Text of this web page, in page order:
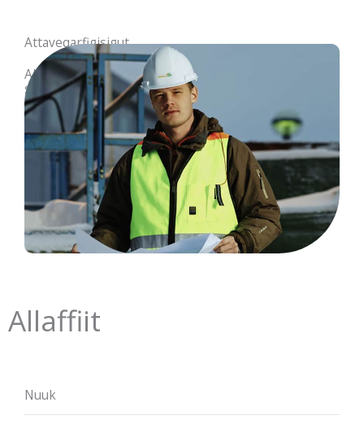
Attaveqarfigisigut
Allaffitsinnut immikkoortortatsinnullu
saaffiginninnissamut paasissutissat
Allaffiit
Nuuk